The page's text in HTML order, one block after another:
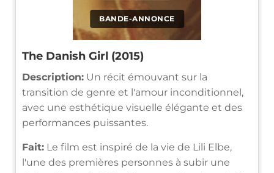
BANDE-ANNONCE
The Danish Girl (2015)
Description: Un récit émouvant sur la
transition de genre et l'amour inconditionnel,
avec une esthétique visuelle élégante et des
performances puissantes.
Fait: Le film est inspiré de la vie de Lili Elbe,
l'une des premières personnes à subir une